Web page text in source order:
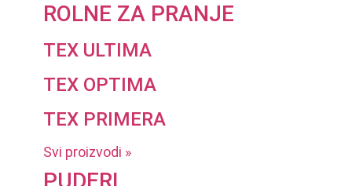
ROLNE ZA PRANJE
TEX ULTIMA
TEX OPTIMA
TEX PRIMERA
Svi proizvodi »